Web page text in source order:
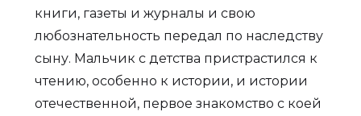
книги, газеты и журналы и свою
любознательность передал по наследству
сыну. Мальчик с детства пристрастился к
чтению, особенно к истории, и истории
отечественной, первое знакомство с коей